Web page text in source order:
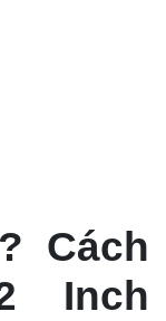
Cách
Inch